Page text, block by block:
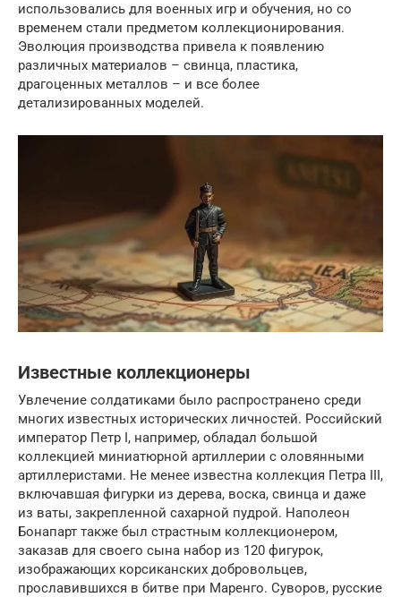
использовались для военных игр и обучения, но со
временем стали предметом коллекционирования.
Эволюция производства привела к появлению
различных материалов – свинца, пластика,
драгоценных металлов – и все более
детализированных моделей.
Известные коллекционеры
Увлечение солдатиками было распространено среди
многих известных исторических личностей. Российский
император Петр I, например, обладал большой
коллекцией миниатюрной артиллерии с оловянными
артиллеристами. Не менее известна коллекция Петра III,
включавшая фигурки из дерева, воска, свинца и даже
из ваты, закрепленной сахарной пудрой. Наполеон
Бонапарт также был страстным коллекционером,
заказав для своего сына набор из 120 фигурок,
изображающих корсиканских добровольцев,
прославившихся в битве при Маренго. Суворов, русские